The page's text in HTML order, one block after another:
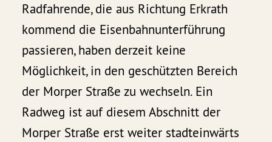
Radfahrende, die aus Richtung Erkrath
kommend die Eisenbahnunterführung
passieren, haben derzeit keine
Möglichkeit, in den geschützten Bereich
der Morper Straße zu wechseln. Ein
Radweg ist auf diesem Abschnitt der
Morper Straße erst weiter stadteinwärts